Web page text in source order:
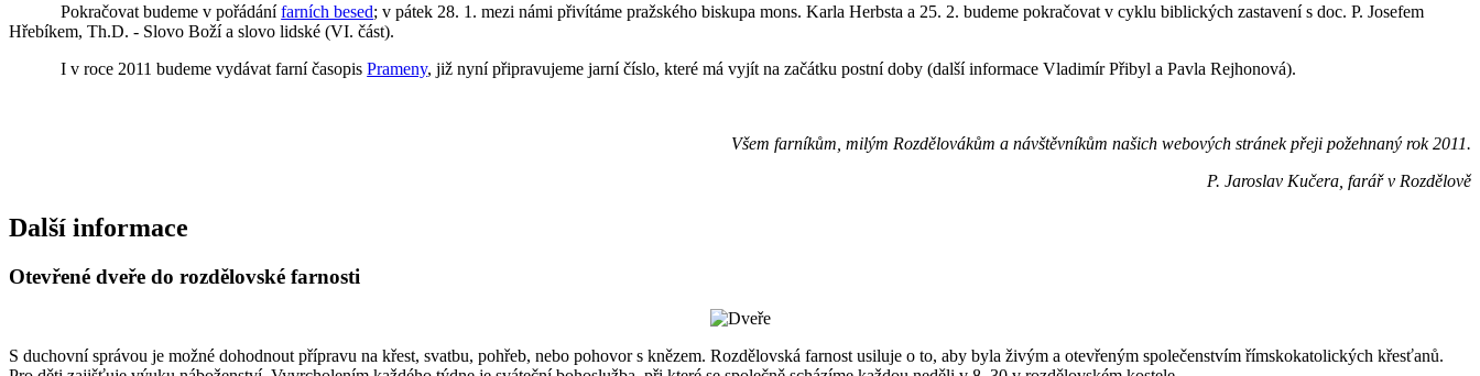
Pokračovat budeme v pořádánífarních besed; v pátek 28. 1. mezi námi přivítáme pražského biskupa mons. Karla Herbsta a 25. 2. budeme pokračovat v cyklu biblických zastavení s doc. P. Josefem
Hřebíkem, Th.D. - Slovo Boží a slovo lidské (VI. část).
I v roce 2011 budeme vydávat farní časopisPrameny, již nyní připravujeme jarní číslo, které má vyjít na začátku postní doby (další informace Vladimír Přibyl a Pavla Rejhonová).
Všem farníkům, milým Rozdělovákům a návštěvníkům našich webových stránek přeji požehnaný rok 2011.
P. Jaroslav Kučera, farář v Rozdělově
Další informace
Otevřené dveře do rozdělovské farnosti
S duchovní správou je možné dohodnout přípravu na křest, svatbu, pohřeb, nebo pohovor s knězem. Rozdělovská farnost usiluje o to, aby byla živým a otevřeným společenstvím římskokatolických křesťanů.